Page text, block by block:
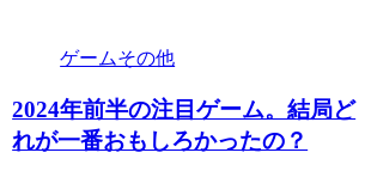
ゲームその他
2024年前半の注目ゲーム。結局ど
れが一番おもしろかったの？